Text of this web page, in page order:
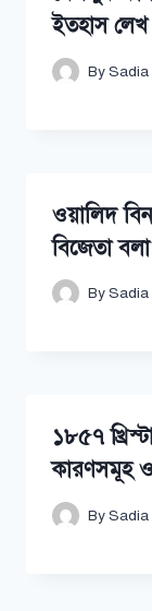
ইতহাস
BySadia
ওয়ালিদ
বিজেতা
BySadia
১৮৫৭
কারণসমূহ
BySadia